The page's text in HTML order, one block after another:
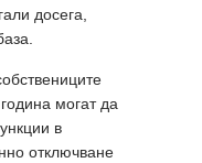
досега,
могат да
в
отключване